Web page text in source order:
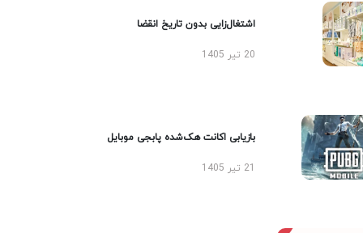
اشتغال‌زایی بدون تاریخ انقضا
20 تیر 1405
بازیابی اکانت هک‌شده پابجی موبایل